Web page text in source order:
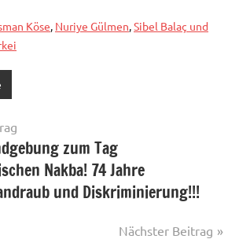
Köse, Nuriye Gülmen,Sibel Balaç und
zum Tag
Nakba! 74 Jahre
und Diskriminierung!!!
Nächster Beitrag